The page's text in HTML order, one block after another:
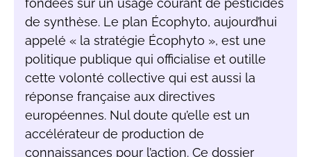
fondées sur un usage courant de pesticides
de synthèse. Le plan Écophyto, aujourd’hui
appelé « la stratégie Écophyto », est une
politique publique qui officialise et outille
cette volonté collective qui est aussi la
réponse française aux directives
européennes. Nul doute qu’elle est un
accélérateur de production de
connaissances pour l’action. Ce dossier